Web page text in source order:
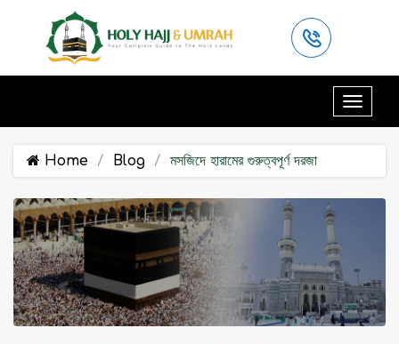
Home Blog মসজিদে হারামের গুরুত্বপূর্ণ দরজা